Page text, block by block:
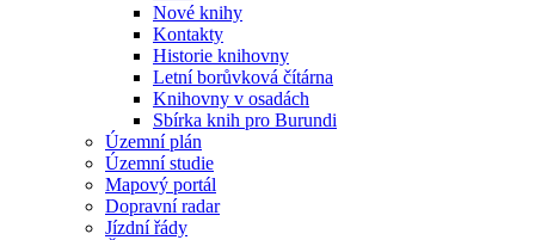
Nové knihy
Kontakty
Historie knihovny
Letní borůvková čítárna
Knihovny v osadách
Sbírka knih pro Burundi
Územní plán
Územní studie
Mapový portál
Dopravní radar
Jízdní řády